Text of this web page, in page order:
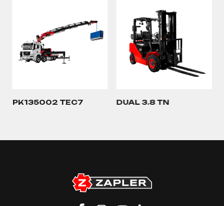
PK135002 TEC7 DUAL 3.8 TN